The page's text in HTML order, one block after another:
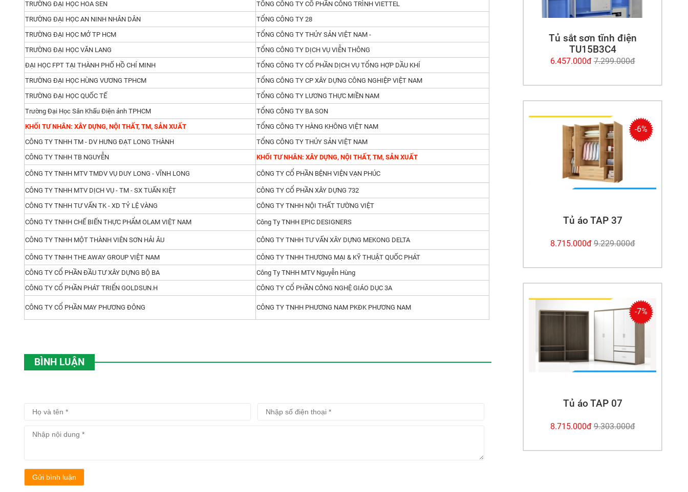
TRƯỜNG ĐẠI HỌC HOA SEN
TỔNG CÔNG TY CỔ PHẦN CÔNG TRÌNH VIETTEL
TRƯỜNG ĐẠI HỌC AN NINH NHÂN DÂN
TỔNG CÔNG TY 28
TRƯỜNG ĐẠI HỌC MỞ TP HCM
TỔNG CÔNG TY THỦY SẢN VIỆT NAM -
TRƯỜNG ĐẠI HỌC VĂN LANG
TỔNG CÔNG TY DỊCH VỤ VIỄN THÔNG
ĐẠI HỌC FPT TẠI THÀNH PHỐ HỒ CHÍ MINH
TỔNG CÔNG TY CỔ PHẦN DỊCH VỤ TỔNG HỢP DẦU KHÍ
TRƯỜNG ĐẠI HỌC HÙNG VƯƠNG TPHCM
TỔNG CÔNG TY CP XÂY DỰNG CÔNG NGHIỆP VIỆT NAM
TRƯỜNG ĐẠI HỌC QUỐC TẾ
TỔNG CÔNG TY LƯƠNG THỰC MIỀN NAM
Trường Đại Học Sân Khấu Điện ảnh TPHCM
TỔNG CÔNG TY BA SON
KHỐI TƯ NHÂN: XÂY DỰNG, NỘI THẤT, TM, SẢN XUẤT
TỔNG CÔNG TY HÀNG KHÔNG VIỆT NAM
CÔNG TY TNHH TM - DV HƯNG ĐẠT LONG THÀNH
TỔNG CÔNG TY THỦY SẢN VIỆT NAM
CÔNG TY TNHH TB NGUYỄN
KHỐI TƯ NHÂN: XÂY DỰNG, NỘI THẤT, TM, SẢN XUẤT
CÔNG TY TNHH MTV TMDV VỤ DUY LONG - VĨNH LONG CÔNG TY CỔ PHẦN BỆNH VIỆN VẠN PHÚC
CÔNG TY TNHH MTV DỊCH VỤ - TM - SX TUẤN KIỆT
CÔNG TY CỔ PHẦN XÂY DỰNG 732
CÔNG TY TNHH TƯ VẤN TK - XD TỶ LỆ VÀNG
CÔNG TY TNHH NỘI THẤT TƯỜNG VIỆT
CÔNG TY TNHH CHẾ BIẾN THỰC PHẨM OLAM VIỆT NAM Công Ty TNHH EPIC DESIGNERS
CÔNG TY TNHH MỘT THÀNH VIÊN SƠN HẢI ÂU CÔNG TY TNHH TƯ VẤN XÂY DỰNG MEKONG DELTA
CÔNG TY TNHH THE AWAY GROUP VIỆT NAM
CÔNG TY TNHH THƯƠNG MẠI & KỸ THUẬT QUỐC PHÁT
CÔNG TY CỔ PHẦN ĐẦU TƯ XÂY DỰNG BỘ BA
Công Ty TNHH MTV Nguyễn Hùng
CÔNG TY CỔ PHẦN PHÁT TRIỂN GOLDSUN.H
CÔNG TY CỔ PHẦN CÔNG NGHỆ GIÁO DỤC 3A
CÔNG TY CỔ PHẦN MAY PHƯƠNG ĐÔNG CÔNG TY TNHH PHƯƠNG NAM PKĐK PHƯƠNG NAM
BÌNH LUẬN
Gửi bình luận
Tủ sắt sơn tĩnh điện
TU15B3C4
6.457.000đ 7.299.000đ
-6%
Tủ áo TAP 37
8.715.000đ 9.229.000đ
-7%
Tủ áo TAP 07
8.715.000đ 9.303.000đ